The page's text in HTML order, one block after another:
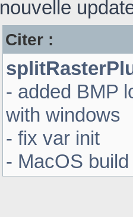
nouvelle
Citer :
- added BMP
with windows
- fix var init
- MacOS